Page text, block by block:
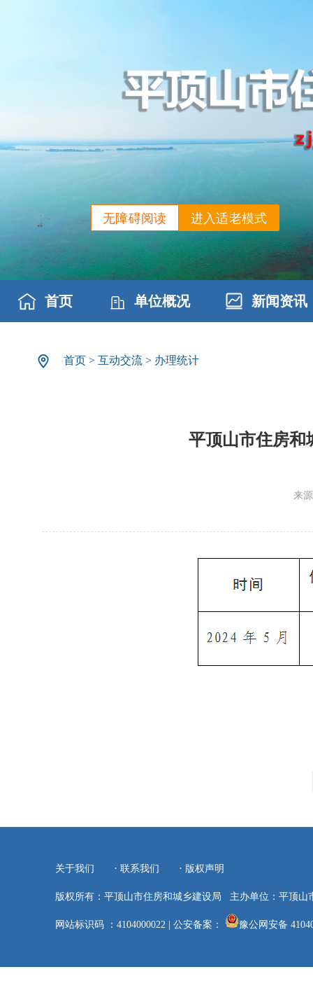
进入适老模式
无障碍阅读
首页 单位概况 新闻资讯
首页 > 互动交流 > 办理统计
平顶山市住房和
来
关于我们 · 联系我们 · 版权声明
版权所有：平顶山市住房和城乡建设局 主办单位：平顶山
网站标识码 ：4104000022| 公安备案： 豫公网安备